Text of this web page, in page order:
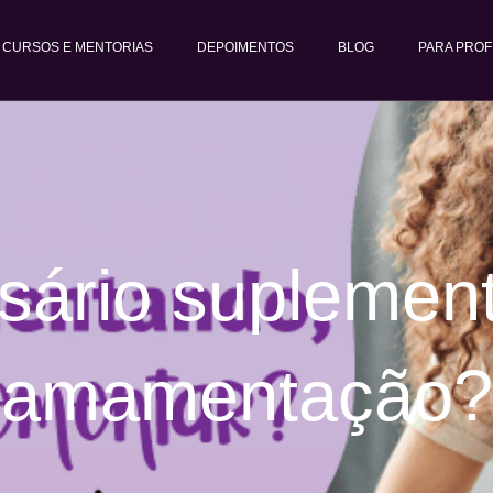
CURSOS E MENTORIAS DEPOIMENTOS BLOG PARA
amamentação?